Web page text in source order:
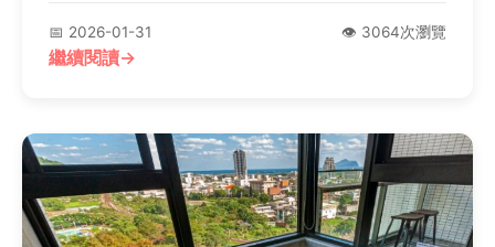
📅 2026-01-31 👁️ 3064次瀏覽
繼續閱讀